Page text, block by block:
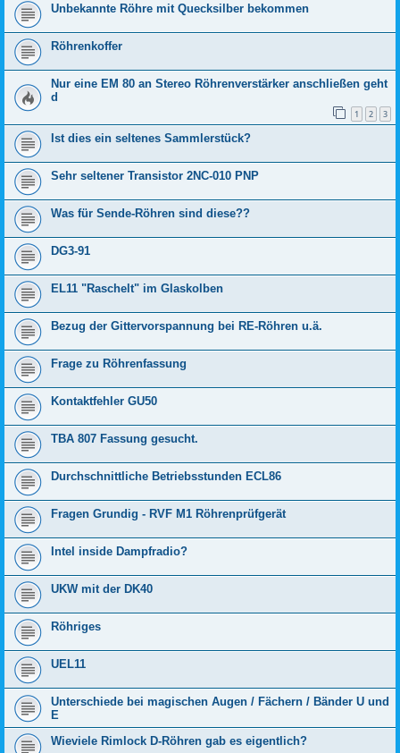
Unbekannte Röhre mit Quecksilber bekommen
Röhrenkoffer
Nur eine EM 80 an Stereo Röhrenverstärker anschließen geht
d
1 2 3
Ist dies ein seltenes Sammlerstück?
Sehr seltener Transistor 2NC-010 PNP
Was für Sende-Röhren sind diese??
DG3-91
EL11 "Raschelt" im Glaskolben
Bezug der Gittervorspannung bei RE-Röhren u.ä.
Frage zu Röhrenfassung
Kontaktfehler GU50
TBA 807 Fassung gesucht.
Durchschnittliche Betriebsstunden ECL86
Fragen Grundig - RVF M1 Röhrenprüfgerät
Intel inside Dampfradio?
UKW mit der DK40
Röhriges
UEL11
Unterschiede bei magischen Augen / Fächern / Bänder U und
E
Wieviele Rimlock D-Röhren gab es eigentlich?